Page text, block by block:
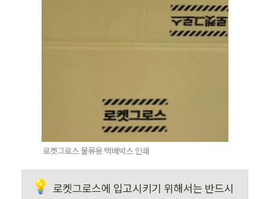
로켓그로스 물류용 택배박스 인쇄
💡 로켓그로스에 입고시키기 위해서는 반드시